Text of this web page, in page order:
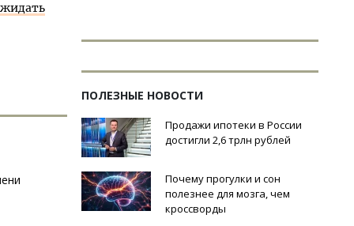
ПОЛЕЗНЫЕ НОВОСТИ
Продажи ипотеки в России
достигли 2,6 трлн рублей
Почему прогулки и сон
полезнее для мозга, чем
кроссворды